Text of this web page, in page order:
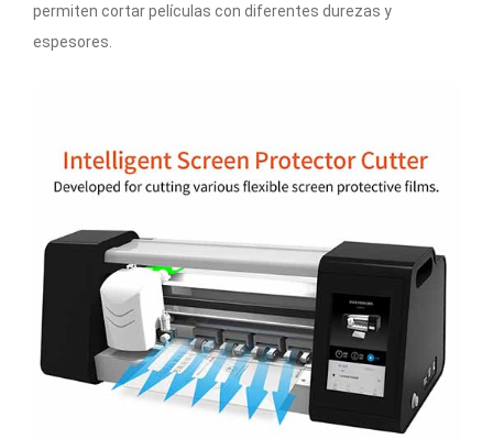
permiten cortar películas con diferentes durezas y
espesores.